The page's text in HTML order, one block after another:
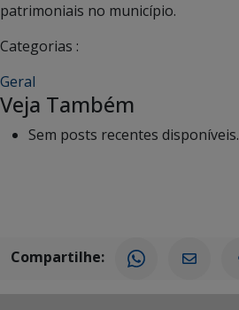
patrimoniais no município.
Categorias :
Geral
Veja Também
Sem posts recentes disponíveis.
Compartilhe: